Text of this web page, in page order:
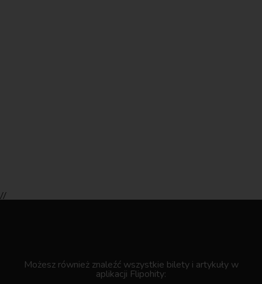
//
Możesz również znaleźć wszystkie bilety i artykuły w
aplikacji Flipohity: